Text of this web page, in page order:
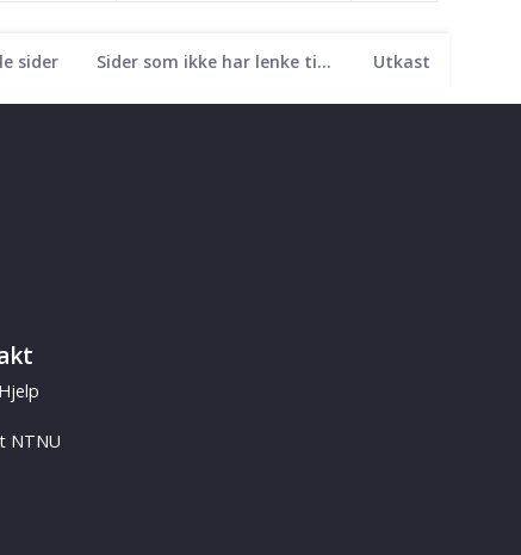
sider Sider som ikke har lenke til seg Utkast
NTNU